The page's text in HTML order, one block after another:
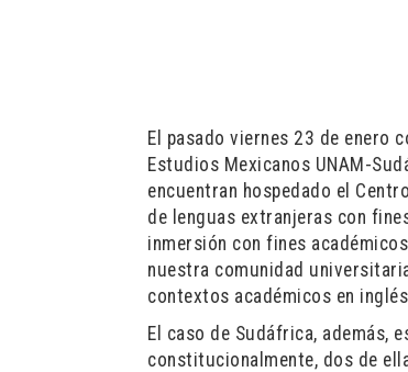
El pasado viernes 23 de enero
Estudios Mexicanos UNAM-
encuentran hospedado el
de lenguas extranjeras con
inmersión con fines
nuestra comunidad
contextos académicos en
El caso de Sudáfrica, además,
constitucionalmente, dos de